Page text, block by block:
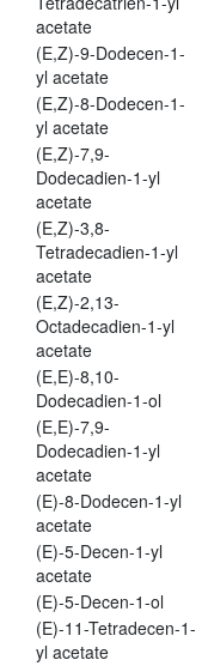
acetate
(E,Z)-9-Dodecen-1-
yl acetate
(E,Z)-8-Dodecen-1-
yl acetate
(E,Z)-7,9-
Dodecadien-1-yl
acetate
(E,Z)-3,8-
Tetradecadien-1-yl
acetate
(E,Z)-2,13-
Octadecadien-1-yl
acetate
(E,E)-8,10-
Dodecadien-1-ol
(E,E)-7,9-
Dodecadien-1-yl
acetate
(E)-8-Dodecen-1-yl
acetate
(E)-5-Decen-1-yl
acetate
(E)-5-Decen-1-ol
(E)-11-Tetradecen-1-
yl acetate